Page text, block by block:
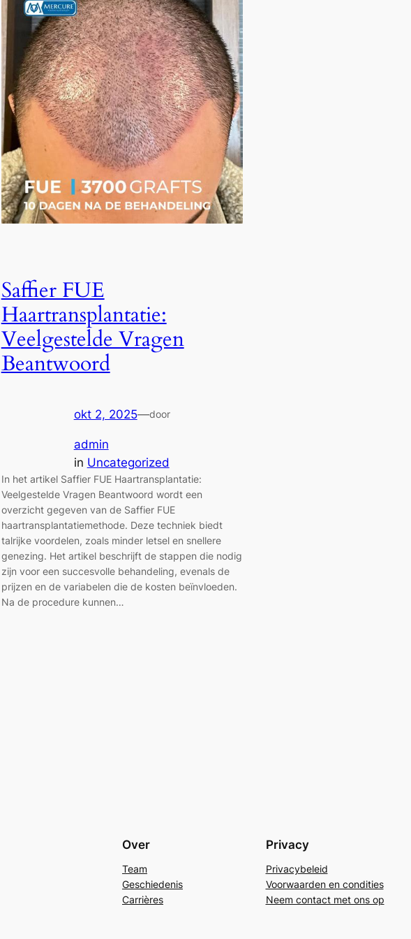
Saffier FUE
Haartransplantatie:
Veelgestelde Vragen
Beantwoord
okt 2, 2025—door
admin
in Uncategorized
In het artikel Saffier FUE Haartransplantatie:
Veelgestelde Vragen Beantwoord wordt een
overzicht gegeven van de Saffier FUE
haartransplantatiemethode. Deze techniek biedt
talrijke voordelen, zoals minder letsel en snellere
genezing. Het artikel beschrijft de stappen die nodig
zijn voor een succesvolle behandeling, evenals de
prijzen en de variabelen die de kosten beïnvloeden.
Na de procedure kunnen…
Over
Team
Geschiedenis
Carrières
Privacy
Privacybeleid
Voorwaarden en condities
Neem contact met ons op